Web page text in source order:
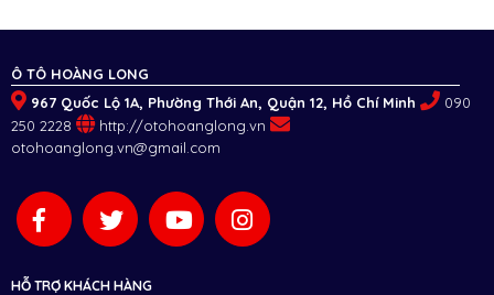
Ô TÔ HOÀNG LONG
967 Quốc Lộ 1A, Phường Thới An, Quận 12, Hồ Chí Minh
090
250 2228
http://otohoanglong.vn
otohoanglong.vn@gmail.com
HỖ TRỢ KHÁCH HÀNG